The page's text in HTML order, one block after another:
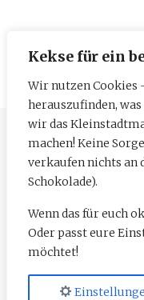
Kekse für ein
Wir nutzen Cookies
herauszufinden,
wir das
machen! Keine
verkaufen nichts an
Schokolade).
Wenn das für euch
Oder passt eure
möchtet!